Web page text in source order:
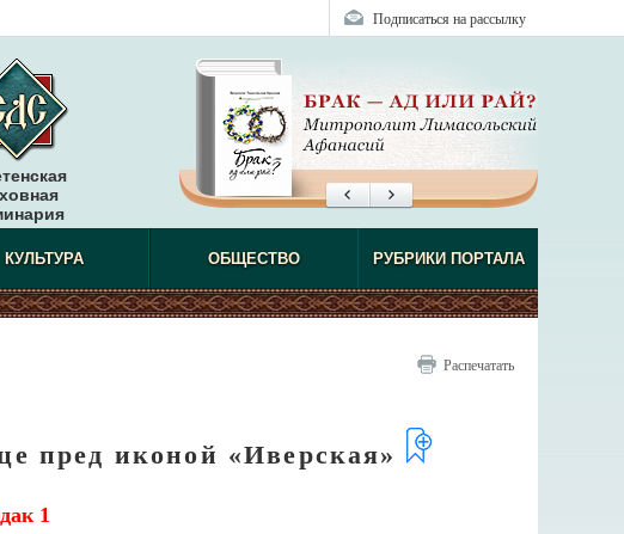
Подписаться на рассылку
КУЛЬТУРА ОБЩЕСТВО РУБРИКИ ПОРТАЛА
Распечатать
пред иконой «Иверская»
1